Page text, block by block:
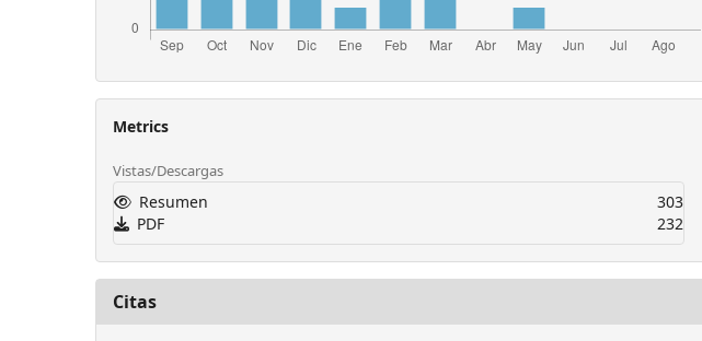
Metrics
Vistas/Descargas
Resumen
303
PDF
232
Citas